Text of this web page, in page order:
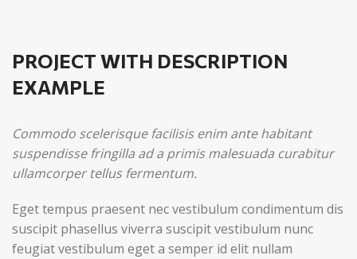
PROJECT WITH DESCRIPTION
EXAMPLE
Commodo scelerisque facilisis enim ante habitant
suspendisse fringilla ad a primis malesuada curabitur
ullamcorper tellus fermentum.
Eget tempus praesent nec vestibulum condimentum dis
suscipit phasellus viverra suscipit vestibulum nunc
feugiat vestibulum eget a semper id elit nullam